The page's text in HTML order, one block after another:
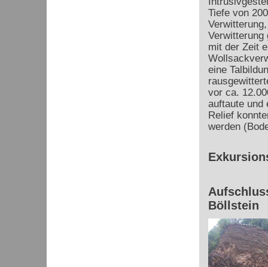
Tiefe von
Verwitterung
mit der Zeit
eine
vor ca.
auftaute und
Relief
werden
Böllstein